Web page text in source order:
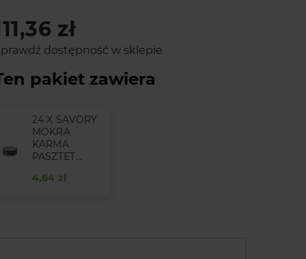
zł
dostępność w sklepie
pakiet zawiera
24 X SAVORY
MOKRA
KARMA
PASZTET...
4,64 zł